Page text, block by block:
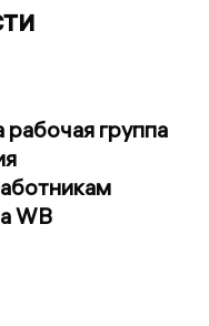
группа
WB